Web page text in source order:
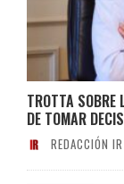
TROTTA SOBRE
DE TOMAR
REDACCIÓN IR